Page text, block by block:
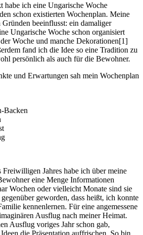
habe ich eine Ungarische Woche
schon existierten Wochenplan. Meine
beeinflusst: ein damaliger
Ungarische Woche schon organisiert
Woche und manche Dekorationen[1]
fand ich die Idee so eine Tradition zu
persönlich als auch für die Bewohner.
und Erwartungen sah mein Wochenplan
Backen
Freiwilligen Jahres habe ich über meine
eine Menge Informationen
Wochen oder vielleicht Monate sind sie
geworden, dass heißt, ich konnte
kennenlernen. Für eine angemessene
Ausflug nach meiner Heimat.
Ausflug voriges Jahr schon gab,
die Präsentation auffrischen. So bin